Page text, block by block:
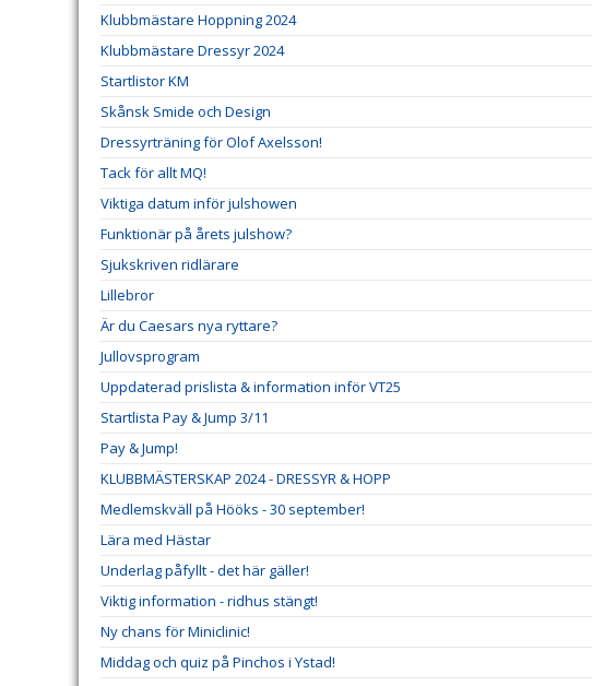
Klubbmästare Hoppning 2024
Klubbmästare Dressyr 2024
Startlistor KM
Skånsk Smide och Design
Dressyrträning för Olof Axelsson!
Tack för allt MQ!
Viktiga datum inför julshowen
Funktionär på årets julshow?
Sjukskriven ridlärare
Lillebror
Är du Caesars nya ryttare?
Jullovsprogram
Uppdaterad prislista & information inför VT25
Startlista Pay & Jump 3/11
Pay & Jump!
KLUBBMÄSTERSKAP 2024 - DRESSYR & HOPP
Medlemskväll på Hööks - 30 september!
Lära med Hästar
Underlag påfyllt - det här gäller!
Viktig information - ridhus stängt!
Ny chans för Miniclinic!
Middag och quiz på Pinchos i Ystad!